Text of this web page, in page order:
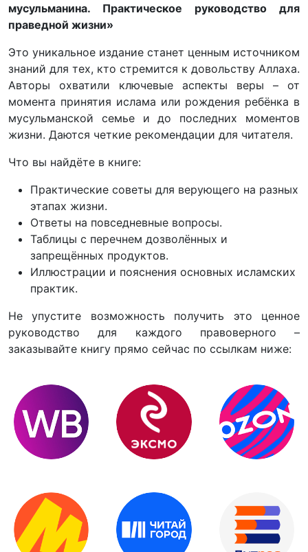
мусульманина. Практическое руководство для
праведной жизни»
Это уникальное издание станет ценным источником
знаний для тех, кто стремится к довольству Аллаха.
Авторы охватили ключевые аспекты веры – от
момента принятия ислама или рождения ребёнка в
мусульманской семье и до последних моментов
жизни. Даются четкие рекомендации для читателя.
Что вы найдёте в книге:
Практические советы для верующего на разных
этапах жизни.
Ответы на повседневные вопросы.
Таблицы с перечнем дозволённых и
запрещённых продуктов.
Иллюстрации и пояснения основных исламских
практик.
Не упустите возможность получить это ценное
руководство для каждого правоверного –
заказывайте книгу прямо сейчас по ссылкам ниже: